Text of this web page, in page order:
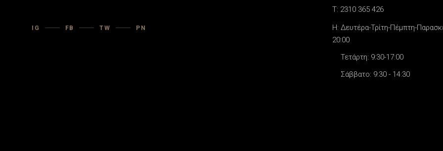
IG FB TW PN
T: 2310 365 426
H: Δευτέρα-Τρίτη-Πέμπτη-
20:00
Τετάρτη: 9:30-17:00
Σάββατο: 9:30 - 14:30